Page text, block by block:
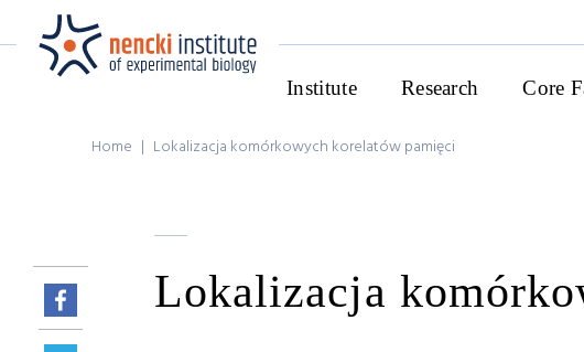
Institute Research Core
Home | Lokalizacja komórkowych korelatów pamięci
Lokalizacja